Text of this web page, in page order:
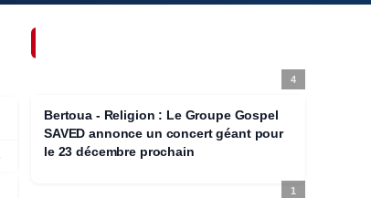
4
Bertoua - Religion : Le Groupe Gospel
SAVED annonce un concert géant pour
le 23 décembre prochain
1